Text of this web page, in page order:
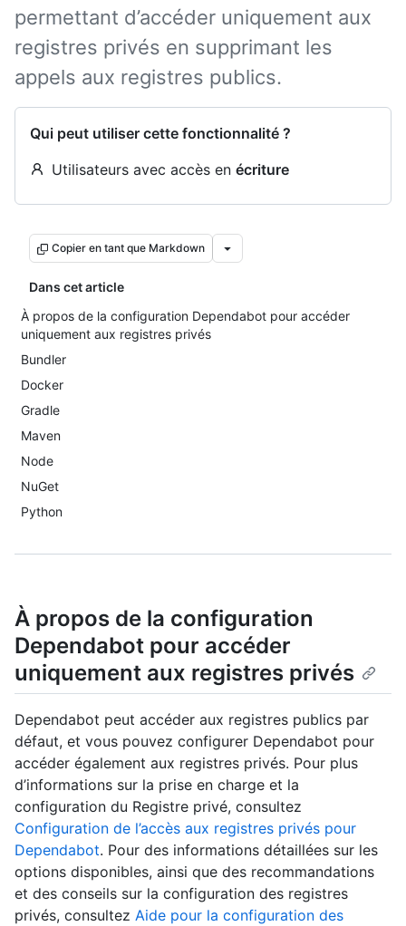
permettant d’accéder uniquement aux
registres privés en supprimant les
appels aux registres publics.
Qui peut utiliser cette fonctionnalité ?
Utilisateurs avec accès en écriture
Copier en tant que Markdown
Dans cet article
À propos de la configuration Dependabot pour accéder
uniquement aux registres privés
Bundler
Docker
Gradle
Maven
Node
NuGet
Python
À propos de la configuration
Dependabot pour accéder
uniquement aux registres privés
Dependabot peut accéder aux registres publics par
défaut, et vous pouvez configurer Dependabot pour
accéder également aux registres privés. Pour plus
d’informations sur la prise en charge et la
configuration du Registre privé, consultez
Configuration de l’accès aux registres privés pour
Dependabot. Pour des informations détaillées sur les
options disponibles, ainsi que des recommandations
et des conseils sur la configuration des registres
privés, consultez Aide pour la configuration des